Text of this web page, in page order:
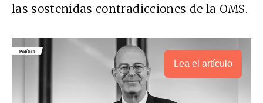
las sostenidas contradicciones de la OMS.
Lea el artículo